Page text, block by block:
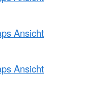
Ansicht
Ansicht